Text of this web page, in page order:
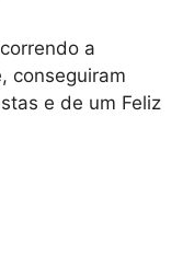
a
conseguiram
e de um Feliz